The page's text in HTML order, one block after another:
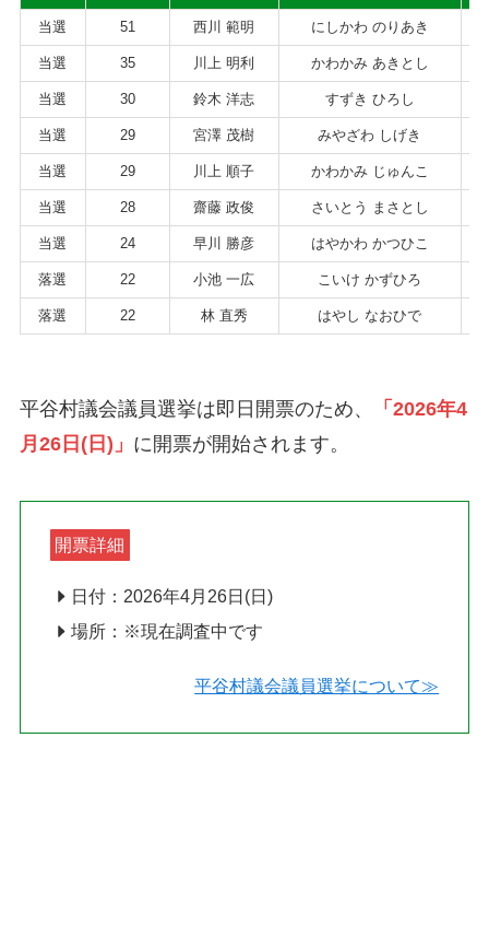
当選 51 西川 範明 にしかわ のりあき
当選 35 川上 明利 かわかみ あきとし
当選 30 鈴木 洋志 すずき ひろし
当選 29 宮澤 茂樹 みやざわ しげき
当選 29 川上 順子 かわかみ じゅんこ
当選 28 齋藤 政俊 さいとう まさとし
当選 24 早川 勝彦 はやかわ かつひこ
落選 22 小池 一広 こいけ かずひろ
落選 22 林 直秀 はやし なおひで
平谷村議会議員選挙は即日開票のため、
「2026年4
月26日(日)」 に開票が開始されます。
開票詳細
日付：2026年4月26日(日)
場所：※現在調査中です
平谷村議会議員選挙について≫